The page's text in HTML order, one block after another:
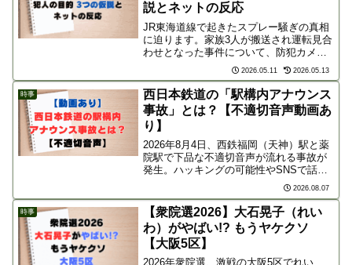
説とネットの反応
JR東海道線で起きたスプレー騒ぎの真相
に迫ります。家族3人が搬送され運転見合
わせとなった事件について、防犯カメラ
の謎や「誰が何のためにやったのか」を3
つの仮説から徹底考察。ネット上の反応
や疑問の声もわかりやすくまとめまし
た。
2026.05.11 2026.05.13
時事
西日本鉄道の「駅構内アナウンス
事故」とは？【不適切音声動画あ
り】
2026年8月4日、西鉄福岡（天神）駅と薬
院駅で下品な不適切音声が流れる事故が
発生。ハッキングの可能性やSNSで話題
の動画、警察への相談・被害届の検討な
ど西日本鉄道の対応と今後の対策を詳し
く解説します。
2026.08.07
時事
【衆院選2026】大石晃子（れい
わ）がやばい!? もうヤケクソ
【大阪5区】
2026年衆院選、激戦の大阪5区でれい